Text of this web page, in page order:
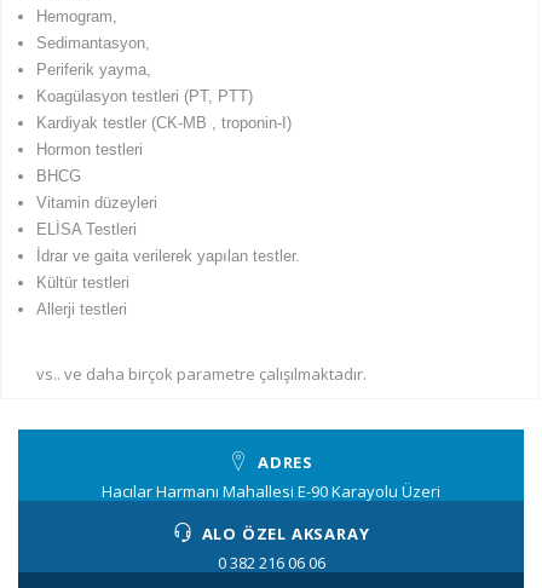
Hemogram,
Sedimantasyon,
Periferik yayma,
Koagülasyon testleri (PT, PTT)
Kardiyak testler (CK-MB , troponin-I)
Hormon testleri
BHCG
Vitamin düzeyleri
ELİSA Testleri
İdrar ve gaita verilerek yapılan testler.
Kültür testleri
Allerji testleri
vs.. ve daha birçok parametre çalışılmaktadır.
ADRES
Hacılar Harmanı Mahallesi E-90 Karayolu Üzeri
ALO ÖZEL AKSARAY
0 382 216 06 06